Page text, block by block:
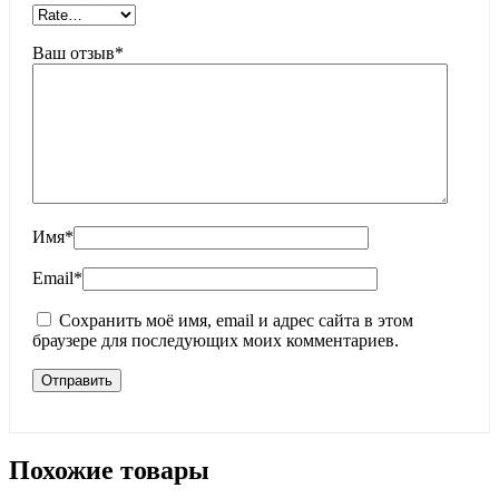
Ваш отзыв*
Имя*
Email*
Сохранить моё имя, email и адрес сайта в этом
браузере для последующих моих комментариев.
Похожие товары